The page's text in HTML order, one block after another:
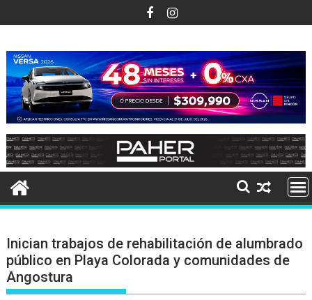
al
Inician trabajos de rehabilitación de alumbrado
público en Playa Colorada y comunidades de
Angostura